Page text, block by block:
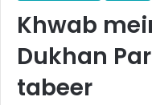
Khwab
Dukhan
tabeer